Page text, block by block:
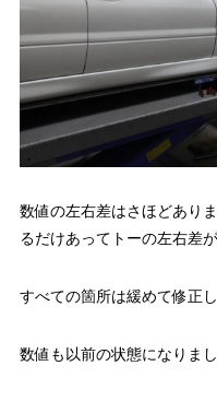
数値の左右差はさほどあり
るだけあってトーの左右差
すべての箇所は緩めて修正し
数値も以前の状態になりまし